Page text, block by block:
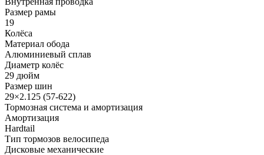
Размер рамы
19
Колёса
Материал обода
Алюминиевый сплав
Диаметр колёс
29 дюйм
Размер шин
29×2.125 (57-622)
Тормозная система и амортизация
Амортизация
Hardtail
Тип тормозов велосипеда
Дисковые механические